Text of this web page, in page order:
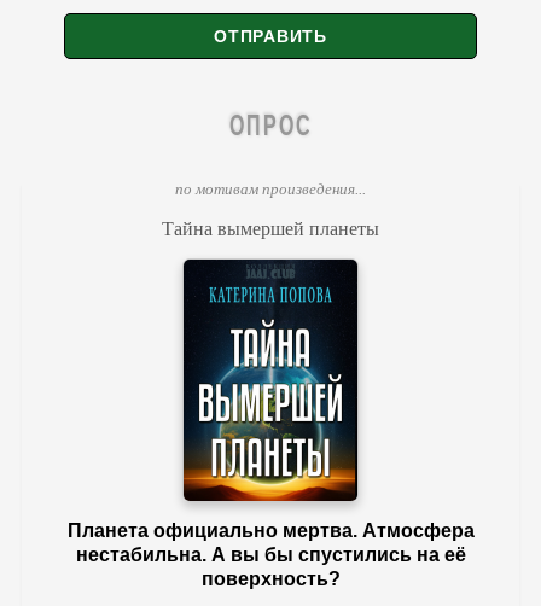
ОПРОС
по мотивам произведения...
Тайна вымершей планеты
Планета официально мертва. Атмосфера
нестабильна. А вы бы спустились на её
поверхность?